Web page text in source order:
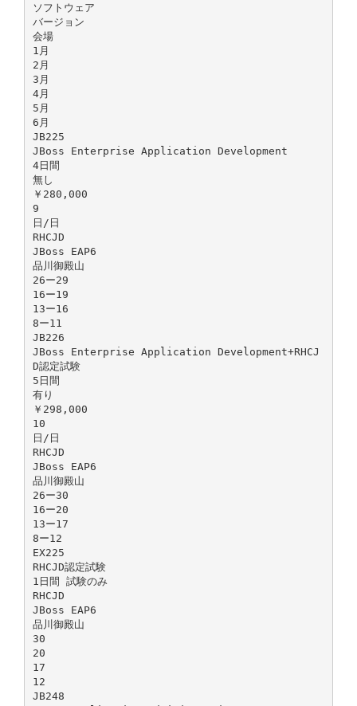
ソフトウェア
バージョン
会場
1月
2月
3月
4月
5月
6月
JB225
JBoss Enterprise Application Development
4日間
無し
￥280,000
9
日/日
RHCJD
JBoss EAP6
品川御殿山
26ー29
16ー19
13ー16
8ー11
JB226
JBoss Enterprise Application Development+RHCJ
D認定試験
5日間
有り
￥298,000
10
日/日
RHCJD
JBoss EAP6
品川御殿山
26ー30
16ー20
13ー17
8ー12
EX225
RHCJD認定試験
1日間 試験のみ
RHCJD
JBoss EAP6
品川御殿山
30
20
17
12
JB248